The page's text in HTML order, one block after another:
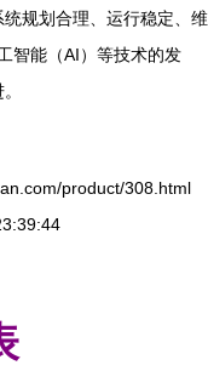
规划合理、运行稳定、维
智能（AI）等技术的发
product/308.html